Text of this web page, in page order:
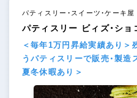
パティスリー・スイーツ・ケーキ屋
パティスリー ビィズ・ショ
＜毎年1万円昇給実績あり＞
うパティスリーで販売・製造
夏冬休暇あり＞